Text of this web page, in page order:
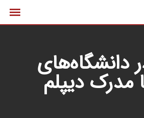
دانشگاه‌های
مدرک دیپلم